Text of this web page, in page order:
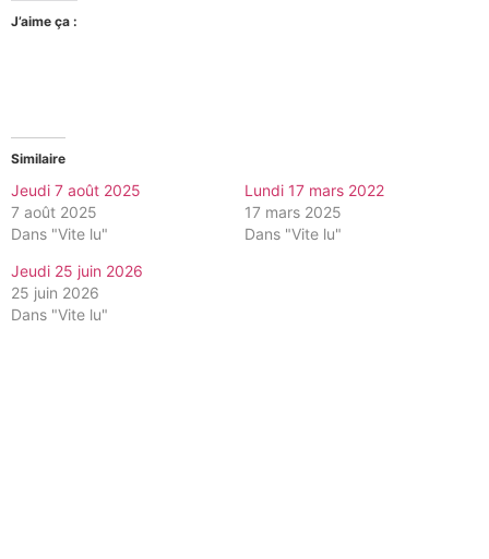
J’aime ça :
Similaire
Jeudi 7 août 2025
7 août 2025
Dans "Vite lu"
Lundi 17 mars 2022
17 mars 2025
Dans "Vite lu"
Jeudi 25 juin 2026
25 juin 2026
Dans "Vite lu"